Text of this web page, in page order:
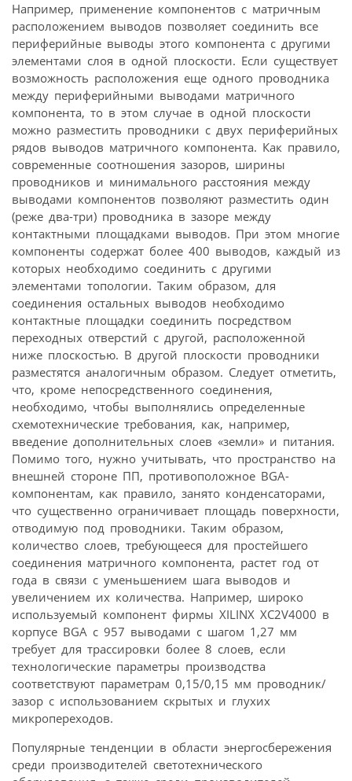
Например, применение компонентов с матричным
расположением выводов позволяет соединить все
периферийные выводы этого компонента с другими
элементами слоя в одной плоскости. Если существует
возможность расположения еще одного проводника
между периферийными выводами матричного
компонента, то в этом случае в одной плоскости
можно разместить проводники с двух периферийных
рядов выводов матричного компонента. Как правило,
современные соотношения зазоров, ширины
проводников и минимального расстояния между
выводами компонентов позволяют разместить один
(реже два-три) проводника в зазоре между
контактными площадками выводов. При этом многие
компоненты содержат более 400 выводов, каждый из
которых необходимо соединить с другими
элементами топологии. Таким образом, для
соединения остальных выводов необходимо
контактные площадки соединить посредством
переходных отверстий с другой, расположенной
ниже плоскостью. В другой плоскости проводники
разместятся аналогичным образом. Следует отметить,
что, кроме непосредственного соединения,
необходимо, чтобы выполнялись определенные
схемотехнические требования, как, например,
введение дополнительных слоев «земли» и питания.
Помимо того, нужно учитывать, что пространство на
внешней стороне ПП, противоположное BGA-
компонентам, как правило, занято конденсаторами,
что существенно ограничивает площадь поверхности,
отводимую под проводники. Таким образом,
количество слоев, требующееся для простейшего
соединения матричного компонента, растет год от
года в связи с уменьшением шага выводов и
увеличением их количества. Например, широко
используемый компонент фирмы XILINX XC2V4000 в
корпусе BGA с 957 выводами с шагом 1,27 мм
требует для трассировки более 8 слоев, если
технологические параметры производства
соответствуют параметрам 0,15/0,15 мм проводник/
зазор с использованием скрытых и глухих
микропереходов.
Популярные тенденции в области энергосбережения
среди производителей светотехнического